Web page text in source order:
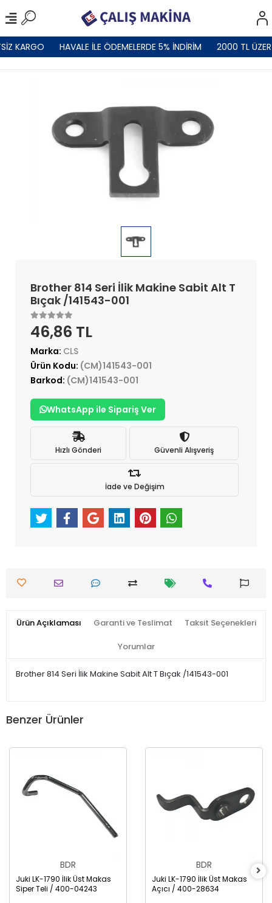
KARGO HAVALE İLE ÖDEMELERDE 5% İNDİRİM 2000 TL
Brother 814 Seri İlik Makine Sabit Alt T
Bıçak /141543-001
46,86 TL
Marka: CLS
Ürün Kodu: (CM)141543-001
Barkod: (CM)141543-001
WhatsApp ile Sipariş Ver
Hızlı Gönderi Güvenli Alışveriş
İade ve Değişim
Ürün Açıklaması Garanti ve Teslimat Taksit Seçenekleri
Yorumlar
Brother 814 Seri İlik Makine Sabit Alt T Bıçak /141543-001
Benzer Ürünler
BDR
Juki LK-1790 İlik Üst Makas
Siper Teli / 400-04243
BDR
Juki LK-1790 İlik Üst Makas
Açıcı / 400-28634